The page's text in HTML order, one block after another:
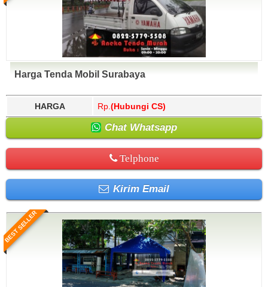
Harga Tenda Mobil Surabaya
HARGA Rp. (Hubungi CS)
Chat Whatsapp
Telphone
Kirim Email
BEST SELLER